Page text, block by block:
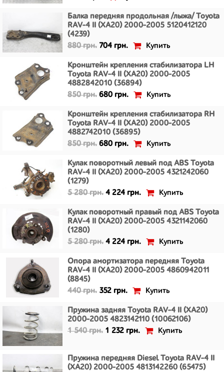
Балка передняя продольная /лыжа/ Toyota
RAV-4 II (XA20) 2000-2005 5120412120
(4239)
880 грн. 704 грн. Купить
Кронштейн крепления стабилизатора LH
Toyota RAV-4 II (XA20) 2000-2005
4882842010 (36894)
850 грн. 680 грн. Купить
Кронштейн крепления стабилизатора RH
Toyota RAV-4 II (XA20) 2000-2005
4882742010 (36895)
850 грн. 680 грн. Купить
Кулак поворотный левый под ABS Toyota
RAV-4 II (XA20) 2000-2005 4321242060
(1279)
5 280 грн. 4 224 грн. Купить
Кулак поворотный правый под ABS Toyota
RAV-4 II (XA20) 2000-2005 4321142060
(1280)
5 280 грн. 4 224 грн. Купить
Опора амортизатора передняя Toyota
RAV-4 II (XA20) 2000-2005 4860942011
(8845)
440 грн. 352 грн. Купить
Пружина задняя Toyota RAV-4 II (XA20)
2000-2005 4823142110 (10062106)
1 540 грн. 1 232 грн. Купить
Пружина передняя Diesel Toyota RAV-4 II
(XA20) 2000-2005 4813142260 (65475)